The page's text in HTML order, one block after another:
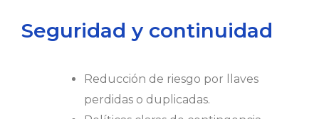
Seguridad y continuidad
Reducción de riesgo por llaves
perdidas o duplicadas.